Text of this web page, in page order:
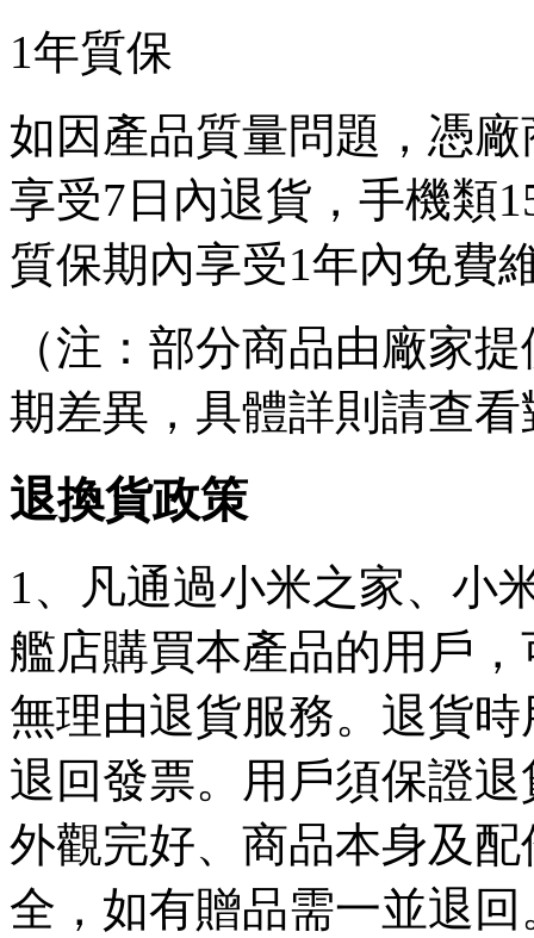
1年質保
如因產品質量問題，憑
享受7日內退貨，手機類
質保期內享受1年內免費
（注：部分商品由廠家
期差異，具體詳則請查
退換貨政策
1、凡通過小米之家、小
艦店購買本產品的用戶
無理由退貨服務。退貨
退回發票。用戶須保證
外觀完好、商品本身及
全，如有贈品需一並退